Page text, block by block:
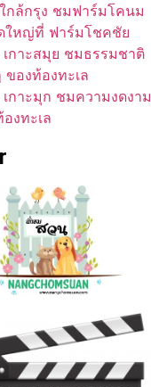
ใกล้กรุง ชมฟาร์มโคนม
ใหญ่ที่ ฟาร์มโชคชัย
เกาะสมุย ชมธรรมชาติ
ของท้องทะเล
เกาะมุก ชมความงดงาม
งทะเล